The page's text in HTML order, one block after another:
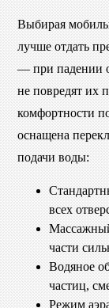
Выбирая
лучше отдать
— при падении
не повредят их
комфортности
оснащена
подачи воды:
всех
части
Водяное
частиц,
Режим